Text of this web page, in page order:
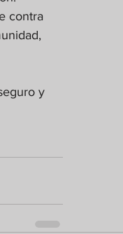
contra
y